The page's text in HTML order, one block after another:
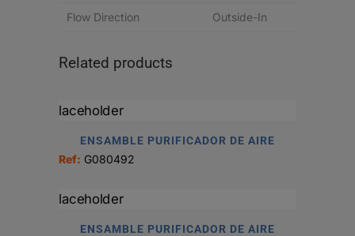
Flow Direction Outside-In
Related products
ENSAMBLE PURIFICADOR DE AIRE
Ref: G080492
ENSAMBLE PURIFICADOR DE AIRE